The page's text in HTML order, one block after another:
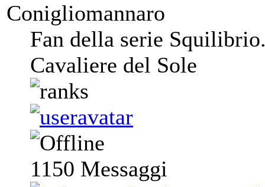
Conigliomannaro
Fan della serie
Cavaliere del Sole
1150 Messaggi